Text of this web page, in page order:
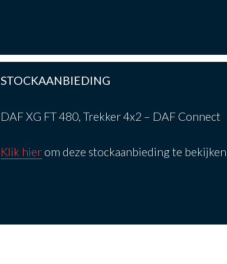
STOCKAANBIEDING
DAF XG FT 480, Trekker 4x2 – DAF Connect
Klik hier om deze stockaanbieding te